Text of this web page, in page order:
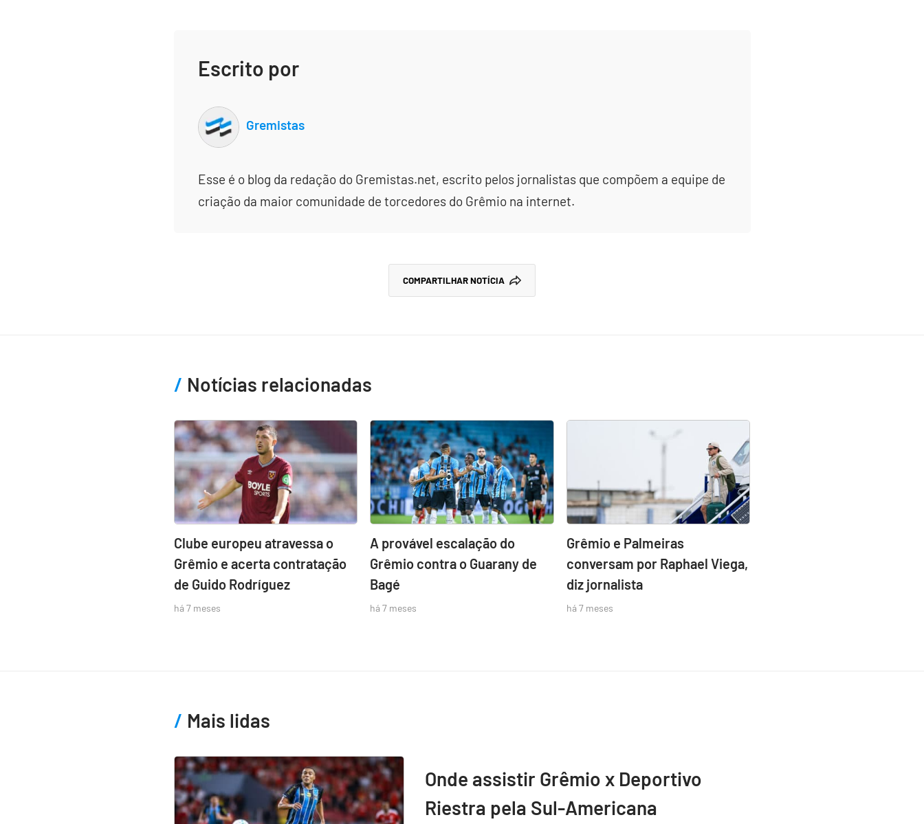
Escrito por
Gremistas
Esse é o blog da redação do Gremistas.net, escrito pelos jornalistas que compõem a equipe de
criação da maior comunidade de torcedores do Grêmio na internet.
COMPARTILHAR NOTÍCIA
Notícias relacionadas
Clube europeu atravessa o
Grêmio e acerta contratação
de Guido Rodríguez
há 7 meses
A provável escalação do
Grêmio contra o Guarany de
Bagé
há 7 meses
Grêmio e Palmeiras
conversam por Raphael Viega,
diz jornalista
há 7 meses
Mais lidas
Onde assistir Grêmio x Deportivo
Riestra pela Sul-Americana